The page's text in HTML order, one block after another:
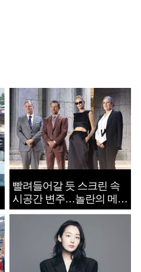
빨려들어갈 듯 스크린 속
시공간 변주…놀란의 메시
지는 ‘전쟁 속죄’